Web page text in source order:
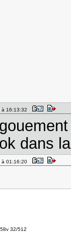
à 16:13:32
dans
à 01:16:20
32/512